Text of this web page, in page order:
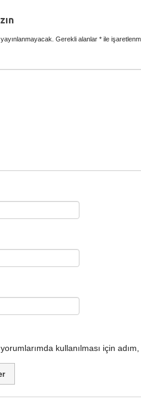
Gerekli alanlar * ile
kullanılması için